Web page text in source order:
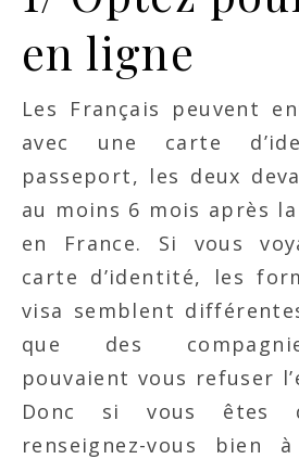
en ligne
Les Français peuvent
avec une carte
passeport, les deux
au moins 6 mois après
en France. Si vous
carte d’identité, les
visa semblent
que des
pouvaient vous refuser
Donc si vous êtes
renseignez-vous bien